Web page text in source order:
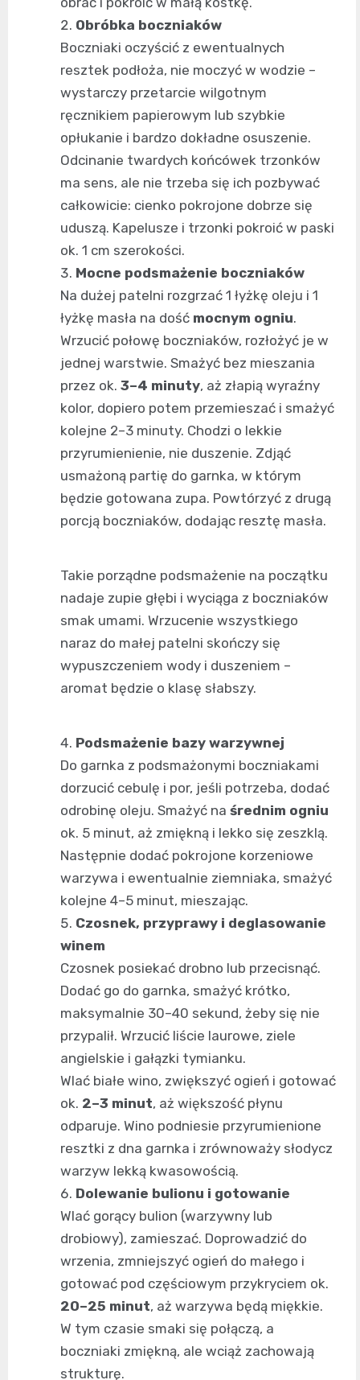
Obróbka boczniaków
Boczniaki oczyścić z ewentualnych
resztek podłoża, nie moczyć w wodzie –
wystarczy przetarcie wilgotnym
ręcznikiem papierowym lub szybkie
opłukanie i bardzo dokładne osuszenie.
Odcinanie twardych końcówek trzonków
ma sens, ale nie trzeba się ich pozbywać
całkowicie: cienko pokrojone dobrze się
uduszą. Kapelusze i trzonki pokroić w paski
ok. 1 cm szerokości.
Mocne podsmażenie boczniaków
Na dużej patelni rozgrzać 1 łyżkę oleju i 1
łyżkę masła na dość mocnym ogniu.
Wrzucić połowę boczniaków, rozłożyć je w
jednej warstwie. Smażyć bez mieszania
przez ok. 3–4 minuty, aż złapią wyraźny
kolor, dopiero potem przemieszać i smażyć
kolejne 2–3 minuty. Chodzi o lekkie
przyrumienienie, nie duszenie. Zdjąć
usmażoną partię do garnka, w którym
będzie gotowana zupa. Powtórzyć z drugą
porcją boczniaków, dodając resztę masła.
Takie porządne podsmażenie na początku
nadaje zupie głębi i wyciąga z boczniaków
smak umami. Wrzucenie wszystkiego
naraz do małej patelni skończy się
wypuszczeniem wody i duszeniem –
aromat będzie o klasę słabszy.
Podsmażenie bazy warzywnej
Do garnka z podsmażonymi boczniakami
dorzucić cebulę i por, jeśli potrzeba, dodać
odrobinę oleju. Smażyć na średnim ogniu
ok. 5 minut, aż zmiękną i lekko się zeszklą.
Następnie dodać pokrojone korzeniowe
warzywa i ewentualnie ziemniaka, smażyć
kolejne 4–5 minut, mieszając.
Czosnek, przyprawy i deglasowanie
winem
Czosnek posiekać drobno lub przecisnąć.
Dodać go do garnka, smażyć krótko,
maksymalnie 30–40 sekund, żeby się nie
przypalił. Wrzucić liście laurowe, ziele
angielskie i gałązki tymianku.
Wlać białe wino, zwiększyć ogień i gotować
ok. 2–3 minut, aż większość płynu
odparuje. Wino podniesie przyrumienione
resztki z dna garnka i zrównoważy słodycz
warzyw lekką kwasowością.
Dolewanie bulionu i gotowanie
Wlać gorący bulion (warzywny lub
drobiowy), zamieszać. Doprowadzić do
wrzenia, zmniejszyć ogień do małego i
gotować pod częściowym przykryciem ok.
20–25 minut, aż warzywa będą miękkie.
W tym czasie smaki się połączą, a
boczniaki zmiękną, ale wciąż zachowają
strukturę.